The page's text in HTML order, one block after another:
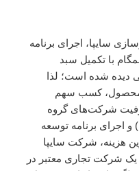
سایپا، اجرای برنامه
با تکمیل سبد
دیده شده است؛ لذا
محصول، کسب سهم
شرکت‌های گروه
اجرای برنامه توسعه
هزینه، شرکت سایپا
شرکت تجاری معتبر در